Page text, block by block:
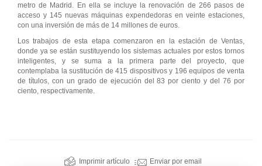
metro de Madrid. En ella se incluye la renovación de 266 pasos de
acceso y 145 nuevas máquinas expendedoras en veinte estaciones,
con una inversión de más de 14 millones de euros.
Los trabajos de esta etapa comenzaron en la estación de Ventas,
donde ya se están sustituyendo los sistemas actuales por estos tornos
inteligentes, y se suma a la primera parte del proyecto, que
contemplaba la sustitución de 415 dispositivos y 196 equipos de venta
de títulos, con un grado de ejecución del 83 por ciento y del 76 por
ciento, respectivamente.
Imprimir artículo Enviar por email